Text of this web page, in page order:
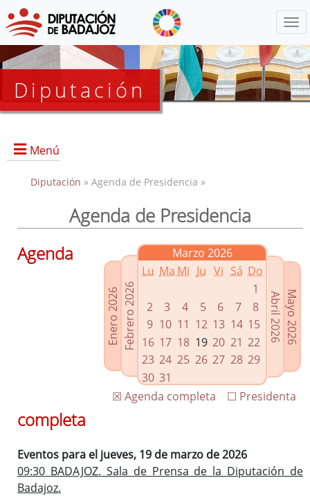
Diputación
Menú
Presidencia
Grupos Políticos
Enlaces relacionados
Agenda de Presidencia
Plenos provinciales y Juntas de gobierno
Oficina de Proyectos Europeos
Diputación » Agenda de Presidencia »
Agenda de Presidencia
Enero 2026Febrero 2026
Marzo 2026
Lu Ma Mi Ju Vi Sá Do
1
2
3 4 5 6 7
8
9 10 11 12 13 14 15
16 17 18 19 20 21 22
23 24 25 26 27 28 29
30 31
Mayo 2026
Abril 2026
☐ Presidenta
☒ Agenda completa
Agenda
completa
Eventos para el jueves, 19 de marzo de 2026
09:30 BADAJOZ. Sala de Prensa de la Diputación de
Badajoz.